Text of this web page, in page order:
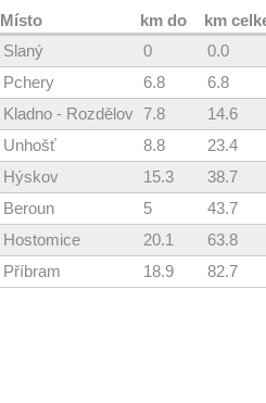
Místo km do
km
Slaný 0
0.0
Pchery 6.8
6.8
Kladno - Rozdělov 7.8
14.6
Unhošť 8.8
23.4
Hýskov 15.3
38.7
Beroun 5
43.7
Hostomice 20.1
63.8
Příbram 18.9 82.7